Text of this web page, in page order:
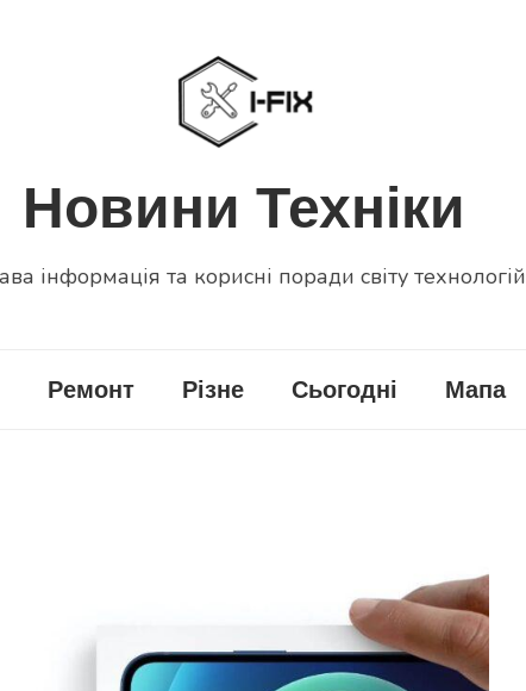
Новини Техніки
інформація та корисні поради світу технологій
Ремонт Різне Сьогодні Мапа